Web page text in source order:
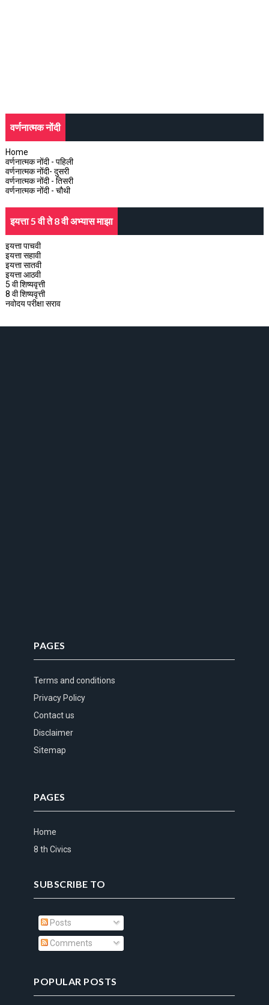
वर्णनात्मक नोंदी
Home
वर्णनात्मक नोंदी - पहिली
वर्णनात्मक नोंदी- दुसरी
वर्णनात्मक नोंदी - तिसरी
वर्णनात्मक नोंदी - चौथी
इयत्ता 5 वी ते 8 वी अभ्यास माझा
इयत्ता पाचवी
इयत्ता सहावी
इयत्ता सातवी
इयत्ता आठवी
5 वी शिष्यवृत्ती
8 वी शिष्यवृत्ती
नवोदय परीक्षा सराव
PAGES
Terms and conditions
Privacy Policy
Contact us
Disclaimer
Sitemap
PAGES
Home
8 th Civics
SUBSCRIBE TO
Posts
Comments
POPULAR POSTS